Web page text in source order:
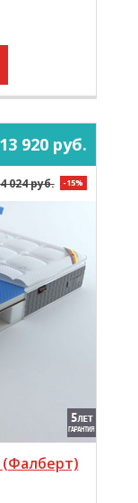
920 руб.
024 руб. -15%
(Фалберт)